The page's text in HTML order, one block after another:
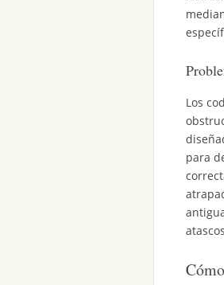
Los
para